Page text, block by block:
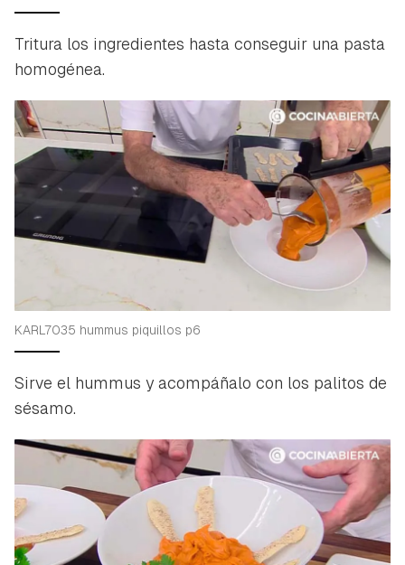
Tritura los ingredientes hasta conseguir una pasta
homogénea.
KARL7035 hummus piquillos p6
Sirve el hummus y acompáñalo con los palitos de
sésamo.